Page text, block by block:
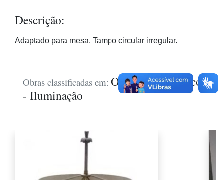
Descrição:
Adaptado para mesa. Tampo circular irregular.
Obras classificadas em: Objetos Domésticos
- Iluminação